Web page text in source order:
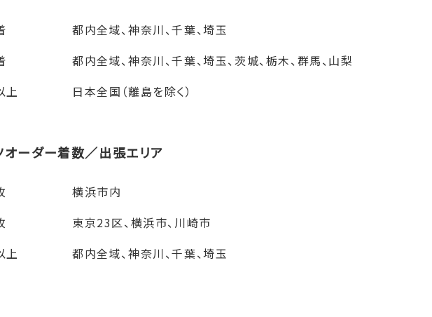
都内全域、神奈川、千葉、埼玉
都内全域、神奈川、千葉、埼玉、茨城、栃木、群馬、山梨
上
日本全国（離島を除く）
オーダー着数／出張エリア
横浜市内
東京23区、横浜市、川崎市
上
都内全域、神奈川、千葉、埼玉